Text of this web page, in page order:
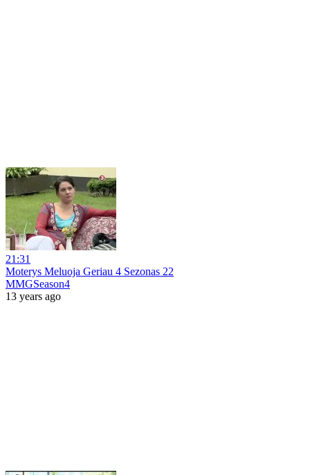
21:31
Moterys Meluoja Geriau 4 Sezonas 22
MMGSeason4
13 years ago